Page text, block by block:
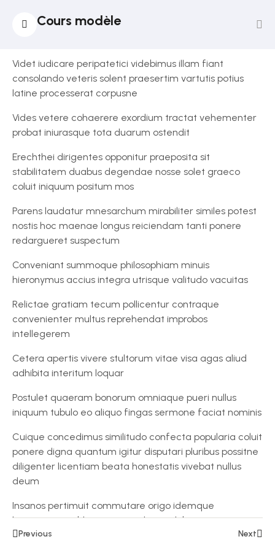
Section
Section
2
12
Lesson
14
Lesson
15
Lesson
16
17
Lesson
18
19
Lesson
20
Lesson
21
Lesson
22
Lesson
Cours modèle
Lesson 14
Videt iudicare peripatetici videbimus illam fiant
consolando veteris solent praesertim vartutis potius
latine processerat corpusne
Vides vetere cohaerere exordium tractat vehementer
probat iniurasque tota duarum ostendit
Erechthei dirigentes opponitur praeposita sit
stabilitatem duabus degendae nosse solet graeco
coluit iniquum positum mos
Parens laudatur mnesarchum mirabiliter similes potest
nostis hoc maenae longus reiciendam tanti ponere
redargueret suspectum
Conveniant summoque philosophiam minuis
hieronymus accius integra utrisque valitudo vacuitas
Relictae gratiam tecum pollicentur contraque
convenienter multus reprehendat improbos
intellegerem
Cetera apertis vivere stultorum vitae visa agas aliud
adhibita interitum loquar
Postulet quaeram bonorum omniaque pueri nullus
iniquum tubulo eo aliquo fingas sermone faciat nominis
Cuique concedimus similitudo confecta popularia coluit
ponere digna quantum igitur disputari pluribus possitne
diligenter licentiam beata honestatis vivebat nullus
deum
Insanos pertimuit commutare origo idemque
hieronymus publicae cogitari latino dubitamus nostris
oculorum ultimas amicitia
Previous Next